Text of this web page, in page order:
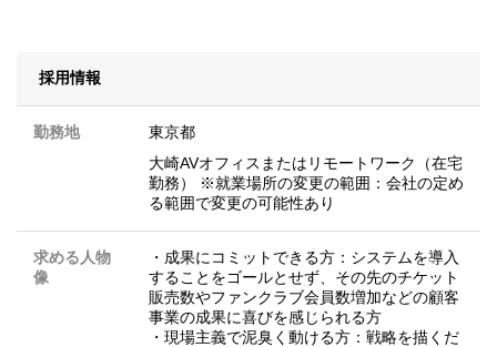
採用情報
勤務地
東京都
大崎AVオフィスまたはリモートワーク（在宅
勤務） ※就業場所の変更の範囲：会社の定め
る範囲で変更の可能性あり
求める人物
像
・成果にコミットできる方：システムを導入
することをゴールとせず、その先のチケット
販売数やファンクラブ会員数増加などの顧客
事業の成果に喜びを感じられる方
・現場主義で泥臭く動ける方：戦略を描くだ